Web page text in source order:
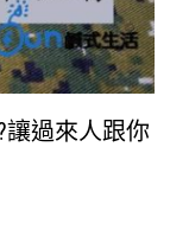
過來人跟你